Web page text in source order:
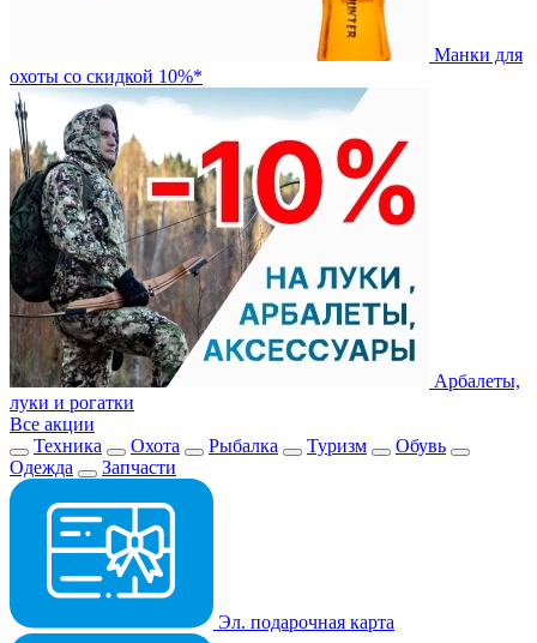
Манки для
охоты со скидкой 10%*
Арбалеты,
луки и рогатки
Все акции
Техника
Охота Рыбалка Туризм
Обувь
Одежда
Запчасти
Эл. подарочная карта